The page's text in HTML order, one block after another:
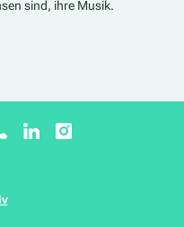
sind, ihre Musik.